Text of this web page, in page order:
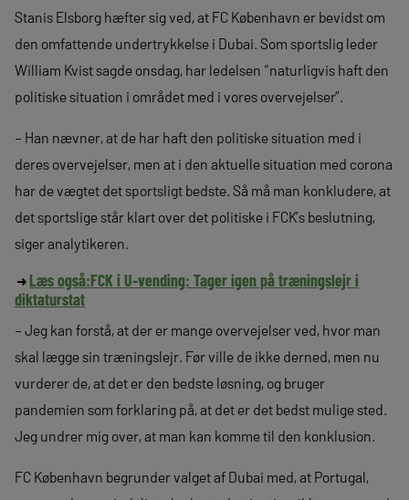
Stanis Elsborg hæfter sig ved, at FC København er bevidst om
den omfattende undertrykkelse i Dubai. Som sportslig leder
William Kvist sagde onsdag, har ledelsen “naturligvis haft den
politiske situation i området med i vores overvejelser”.
– Han nævner, at de har haft den politiske situation med i
deres overvejelser, men at i den aktuelle situation med corona
har de vægtet det sportsligt bedste. Så må man konkludere, at
det sportslige står klart over det politiske i FCK’s beslutning,
siger analytikeren.
Læs også:FCK i U-vending: Tager igen på træningslejr i
diktaturstat
– Jeg kan forstå, at der er mange overvejelser ved, hvor man
skal lægge sin træningslejr. Før ville de ikke derned, men nu
vurderer de, at det er den bedste løsning, og bruger
pandemien som forklaring på, at det er det bedst mulige sted.
Jeg undrer mig over, at man kan komme til den konklusion.
FC København begrunder valget af Dubai med, at Portugal,